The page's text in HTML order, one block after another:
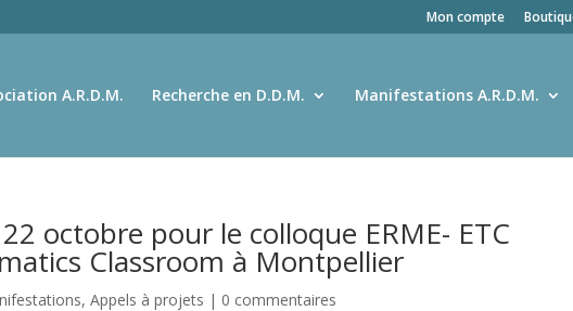
Mon compte
A.R.D.M. Recherche en D.D.M. Manifestations A.R.D.M.
octobre pour le colloque ERME- ETC
Classroom à Montpellier
,Appels à projets | 0 commentaires